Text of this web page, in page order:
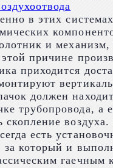
в этих
и механизм,
причине
приходится
должен
трубопровода, а
скопление
есть
за который и
гаечным